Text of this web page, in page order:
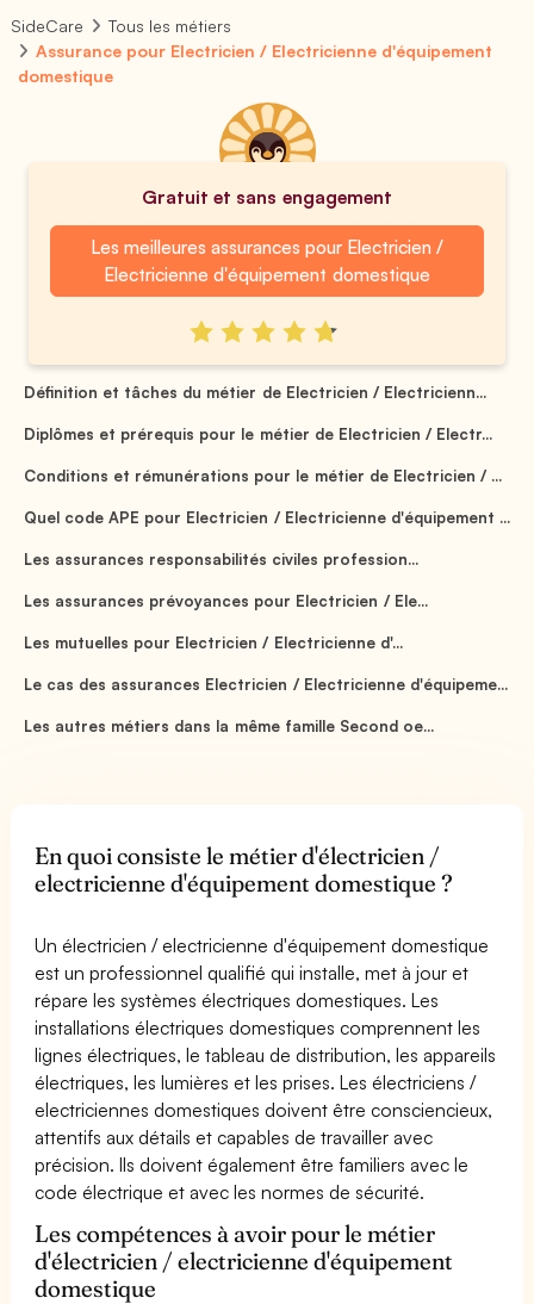
SideCare
Tous les métiers
Assurance pour Electricien / Electricienne d'équipement
domestique
Gratuit et sans engagement
Les meilleures assurances pour Electricien /
Electricienne d'équipement domestique
Définition et tâches du métier de Electricien / Electricienn...
Diplômes et prérequis pour le métier de Electricien / Electr...
Conditions et rémunérations pour le métier de Electricien / ...
Quel code APE pour Electricien / Electricienne d'équipement ...
Les assurances responsabilités civiles profession...
Les assurances prévoyances pour Electricien / Ele...
Les mutuelles pour Electricien / Electricienne d'...
Le cas des assurances Electricien / Electricienne d'équipeme...
Les autres métiers dans la même famille Second oe...
En quoi consiste le métier d'électricien /
electricienne d'équipement domestique ?
Un électricien / electricienne d'équipement domestique
est un professionnel qualifié qui installe, met à jour et
répare les systèmes électriques domestiques. Les
installations électriques domestiques comprennent les
lignes électriques, le tableau de distribution, les appareils
électriques, les lumières et les prises. Les électriciens /
electriciennes domestiques doivent être consciencieux,
attentifs aux détails et capables de travailler avec
précision. Ils doivent également être familiers avec le
code électrique et avec les normes de sécurité.
Les compétences à avoir pour le métier
d'électricien / electricienne d'équipement
domestique